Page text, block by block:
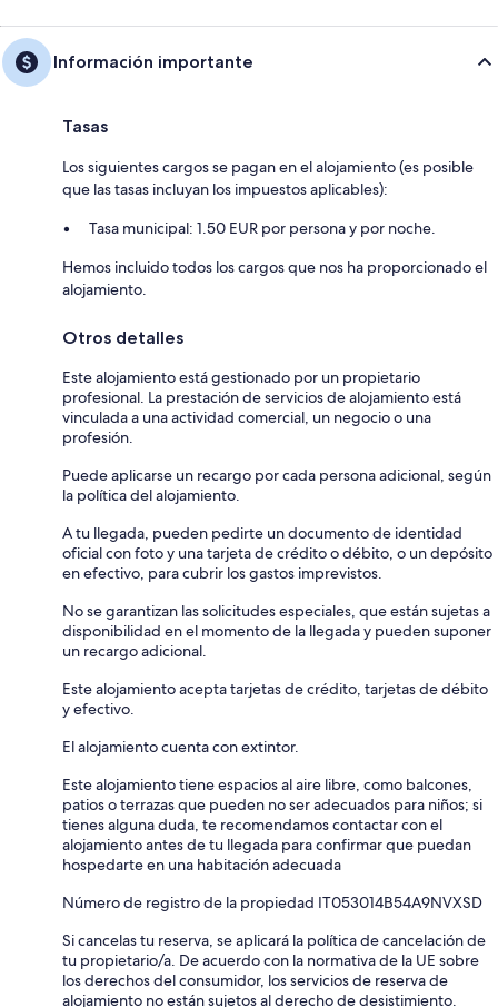
Información importante
Tasas
Los siguientes cargos se pagan en el alojamiento (es posible
que las tasas incluyan los impuestos aplicables):
Tasa municipal: 1.50 EUR por persona y por noche.
Hemos incluido todos los cargos que nos ha proporcionado el
alojamiento.
Otros detalles
Este alojamiento está gestionado por un propietario
profesional. La prestación de servicios de alojamiento está
vinculada a una actividad comercial, un negocio o una
profesión.
Puede aplicarse un recargo por cada persona adicional, según
la política del alojamiento.
A tu llegada, pueden pedirte un documento de identidad
oficial con foto y una tarjeta de crédito o débito, o un depósito
en efectivo, para cubrir los gastos imprevistos.
No se garantizan las solicitudes especiales, que están sujetas a
disponibilidad en el momento de la llegada y pueden suponer
un recargo adicional.
Este alojamiento acepta tarjetas de crédito, tarjetas de débito
y efectivo.
El alojamiento cuenta con extintor.
Este alojamiento tiene espacios al aire libre, como balcones,
patios o terrazas que pueden no ser adecuados para niños; si
tienes alguna duda, te recomendamos contactar con el
alojamiento antes de tu llegada para confirmar que puedan
hospedarte en una habitación adecuada
Número de registro de la propiedad IT053014B54A9NVXSD
Si cancelas tu reserva, se aplicará la política de cancelación de
tu propietario/a. De acuerdo con la normativa de la UE sobre
los derechos del consumidor, los servicios de reserva de
alojamiento no están sujetos al derecho de desistimiento.